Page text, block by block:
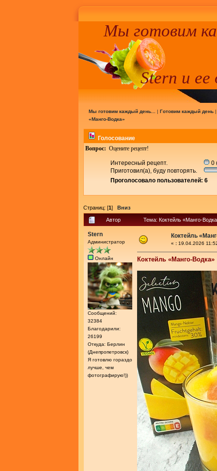
Мы готовим
Stern и ее
Мы готовим каждый день... | Готовим каждый день
«Манго-Водка»
Голосование
Вопрос: Оцените рецепт!
Интересный рецепт.
0
Приготовил(а), буду повторять.
Проголосовало пользователей: 6
Страниц: [1] Вниз
Автор Тема: Коктейль «Манго-
Stern
Администратор
Онлайн
Сообщений:
32384
Благодарили:
26199
Откуда: Берлин
(Днепропетровск)
Я готовлю гораздо
лучше, чем
фотографирую!))
Коктейль
« : 19.04.2026
Коктейль «Манго-Водка»